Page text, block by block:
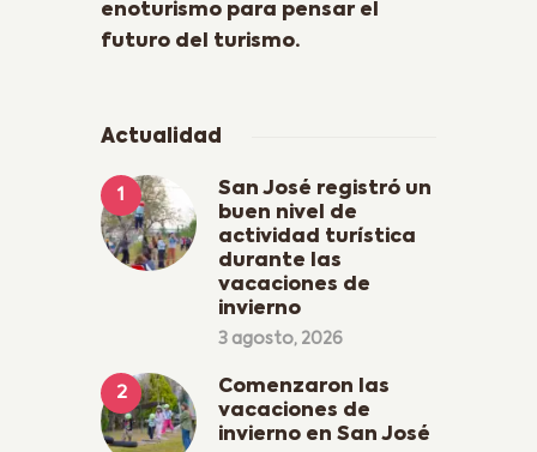
enoturismo para pensar el
futuro del turismo.
Actualidad
San José registró un
buen nivel de
actividad turística
durante las
vacaciones de
invierno
3 agosto, 2026
Comenzaron las
vacaciones de
invierno en San José